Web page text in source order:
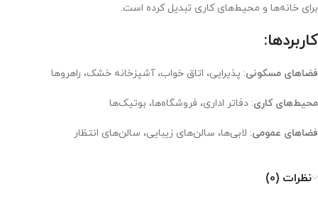
برای خانه‌ها و محیط‌های کاری تبدیل کرده است.
کاربردها:
فضاهای مسکونی: پذیرایی، اتاق خواب، آشپزخانه خشک، راهروها
محیط‌های کاری: دفاتر اداری، فروشگاه‌ها، بوتیک‌ها
فضاهای عمومی: لابی‌ها، سالن‌های زیبایی، سالن‌های انتظار
نظرات (0)